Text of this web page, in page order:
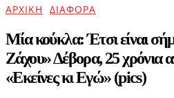
ΑΡΧΙΚΉ ΔΙΆΦΟΡΑ
Μία κούκλα: Έτσι είναι
Ζάχου» Δέβορα, 25 χρόνια
«Εκείνες κι Εγώ» (pics)